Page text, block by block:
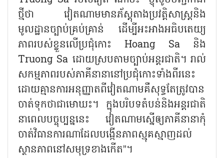
ថ្មីថា វៀតណាមមានភ័ស្តុ​តាង​ប្រវត្តិសាស្ត្រ​និង​
មូលដ្ឋាន​​ច្បាប់​គ្រប់គ្រាន់ ដើម្បីអះអាងអធិបតេយ្យ
ភាពរបស់ខ្លួនលើប្រជុំកោះ Hoang Sa និង
Truong Sa ដោយ​ស្រប​តាមច្បាប់អន្តរជាតិ។ រាល់
សកម្មភាពរបស់ភាគីនានានៅប្រជុំកោះទាំងពីរនេះ
ដោយគ្មាន​ការ​អនុញ្ញាត​ពីវៀតណាមគឺសុទ្ធតែត្រូវបាន
ចាត់ទុកថាជាមោឃះ។ ក្នុងបរិបទ​តំបន់​និង​អន្តរជាតិ​
នាពេលប​ច្ចុប្បន្ននេះ វៀតណាមស្នើ​ឲ្យភាគីនានា​កុំ
ចាត់វិធាន​ការណាដែល​បង្កើនភាព​ស្មុគស្មាញ​ដល់
ស្ថាន​ភាព​នៅសមុទ្រ​ខាង​កើត​”។